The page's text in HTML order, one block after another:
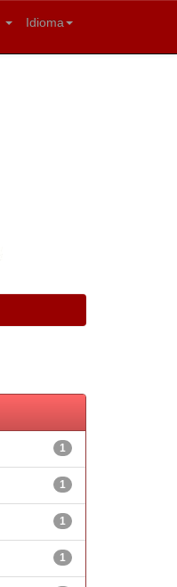
Idioma
1
1
1
1